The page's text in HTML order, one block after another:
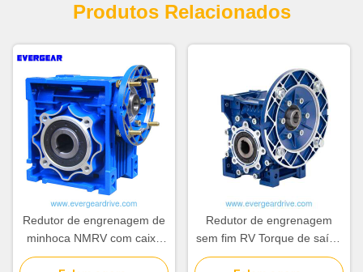
Produtos Relacionados
Redutor de engrenagem de
minhoca NMRV com caixa
de liga de alumínio, eixo de
Redutor de engrenagem
sem fim RV Torque de saída
da caixa de engrenagens